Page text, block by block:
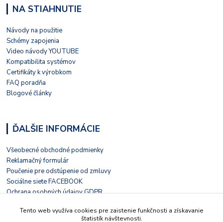
NA STIAHNUTIE
Návody na použitie
Schémy zapojenia
Video návody YOUTUBE
Kompatibilita systémov
Certifikáty k výrobkom
FAQ poradňa
Blogové články
ĎALŠIE INFORMÁCIE
Všeobecné obchodné podmienky
Reklamačný formulár
Poučenie pre odstúpenie od zmluvy
Sociálne siete FACEBOOK
Ochrana osobných údajov GDPR
Kontaktný formulár
Tento web využíva cookies pre zaistenie funkčnosti a získavanie
štatistík návštevnosti.